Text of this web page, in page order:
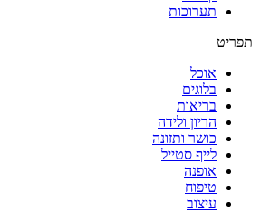
תערוכות
תפריט
אוכל
בלוגים
בריאות
הריון ולידה
כושר ותזונה
לייף סטייל
אופנה
טיפוח
עיצוב